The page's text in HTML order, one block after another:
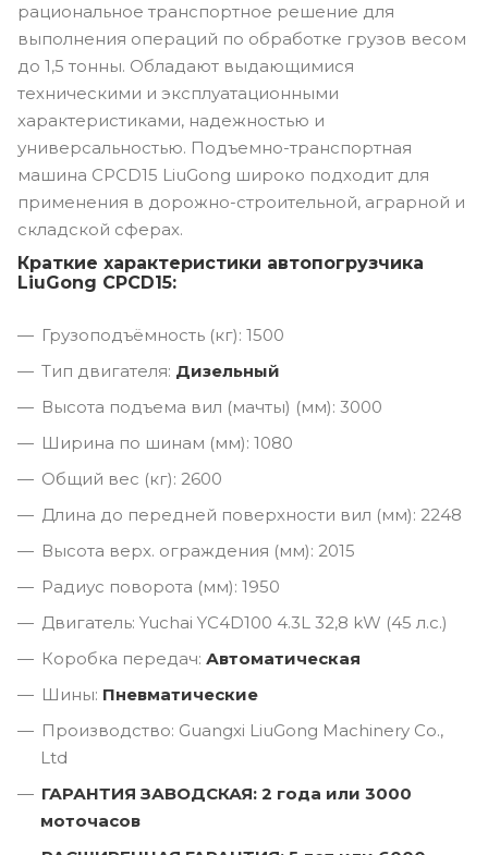
рациональное транспортное решение для
выполнения операций по обработке грузов весом
до 1,5 тонны. Обладают выдающимися
техническими и эксплуатационными
характеристиками, надежностью и
универсальностью. Подъемно-транспортная
машина CPCD15 LiuGong широко подходит для
применения в дорожно-строительной, аграрной и
складской сферах.
Краткие характеристики автопогрузчика
LiuGong CPCD15:
Грузоподъёмность (кг): 1500
Тип двигателя: Дизельный
Высота подъема вил (мачты) (мм): 3000
Ширина по шинам (мм): 1080
Общий вес (кг): 2600
Длина до передней поверхности вил (мм): 2248
Высота верх. ограждения (мм): 2015
Радиус поворота (мм): 1950
Двигатель: Yuchai YC4D100 4.3L 32,8 kW (45 л.с.)
Коробка передач: Автоматическая
Шины: Пневматические
Производство: Guangxi LiuGong Machinery Co.,
Ltd
ГАРАНТИЯ ЗАВОДСКАЯ: 2 года или 3000
моточасов